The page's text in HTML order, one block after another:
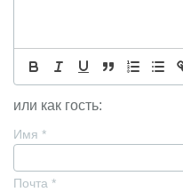
или как гость:
Имя *
Почта *